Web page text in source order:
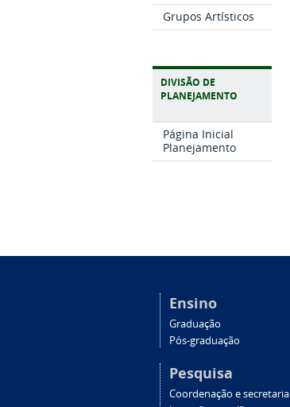
Grupos Artísticos
DIVISÃO DE
PLANEJAMENTO
Página Inicial
Planejamento
Ensino
Graduação
Pós-graduação
Pesquisa
Coordenação e secretaria